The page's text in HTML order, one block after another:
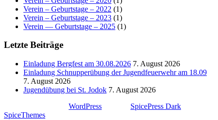
Verein – Geburtstage – 2022 (1)
Verein – Geburtstage – 2023 (1)
Verein — Geburtstage – 2025 (1)
Letzte Beiträge
Einladung Bergfest am 30.08.2026 7. August 2026
Einladung Schnupperübung der Jugendfeuerwehr am 18.09
7. August 2026
Jugendübung bei St. Jodok 7. August 2026
WordPress SpicePress Dark
SpiceThemes